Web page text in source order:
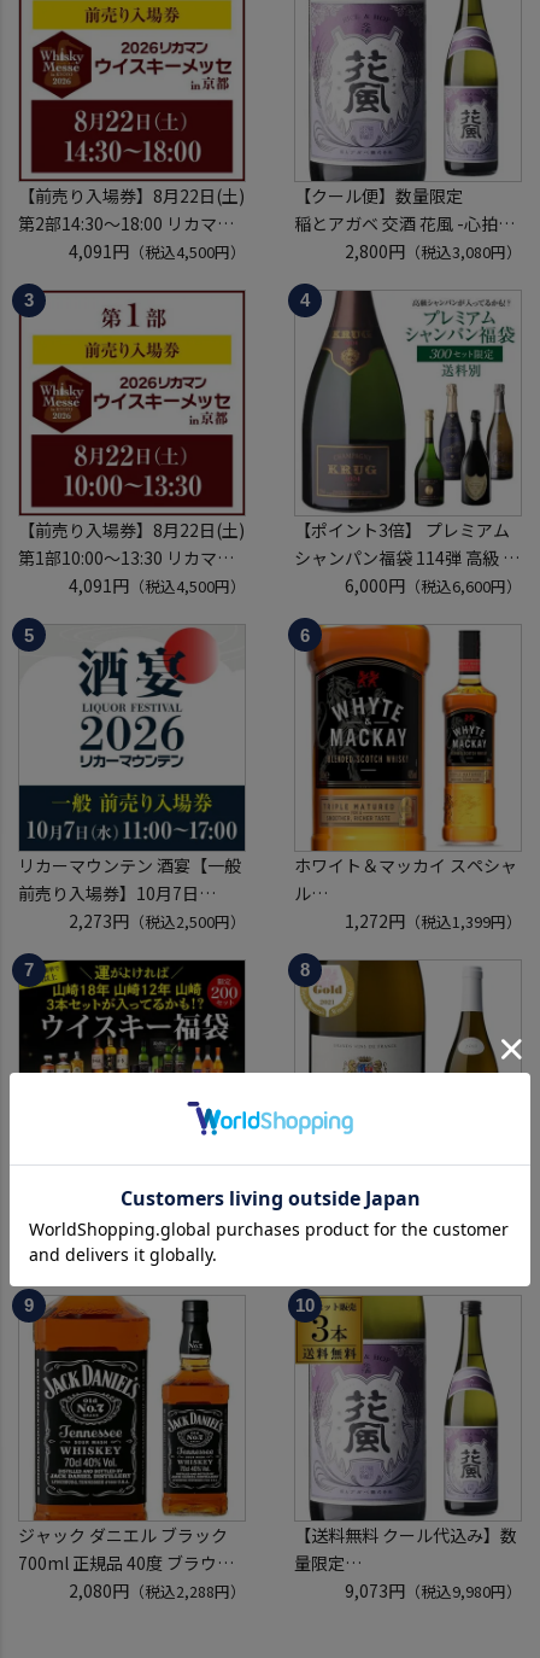
【前売り入場券】8月22日(土)
第2部14:30～18:00 リカマン
ウイスキーメッセ in京都
2026 1枚
入場券となるeチケットは【8
月上旬】にメールにて配信予
定
※代引き決済不可
4,091円（税込4,500円）
【クール便】数量限定
稲とアガベ 交酒 花風 -心拍-
KYOTO EDITION 720ml こう
しゅ はなかぜ craft sake クラ
フトサケ 秋田県 男鹿市
2,800円 （税込3,080円）
【前売り入場券】8月22日(土)
第1部10:00～13:30 リカマン
ウイスキーメッセ in京都
2026 1枚
入場券となるeチケットは【8
月上旬】にメールにて配信予
※代引き決済不可
4,091円（税込4,500円）
【ポイント3倍】 プレミアム
シャンパン福袋 114弾 高級 シ
ャンパン を探せ トゥルベ ト
レゾール クリュッグ 2004 が
入ってるかも!? 【先着300
本】 シャンパン シャンパーニ
ュ リカーマウンテン 福袋 WK
くじ 【送
6,000円 （税込6,600円）
リカーマウンテン 酒宴【一般
前売り入場券】10月7日
(水)11:00～17:00 2026
ホテルグランヴィア京都 3階
「源氏の間」
入場券となるeチケットは【9
月下旬】にメールにて配信予
定
2,273円（税込2,500円）
ホワイト＆マッカイ スペシャ
ル
40度 700ml
スコッチ ウイスキー white &
mackay scotch whisky [長S]
1,272円 （税込1,399円）
運がよければ 山崎18年/山崎
12年/山崎の3本セットが入っ
ているかも！？ ウイスキー福
袋 2～6本組 限定200セット
虎S ※必ずもらえるCP対象
(1P)
20,000円（税込22,000円）
ソーヴィニヨン ブラン
[2024] or [2025] ヴィルボワ
口 白ワイン 浜運A
ジャック ダニエル ブラック
700ml 正規品 40度 ブラウン
フォーマン2,080円（税込2,288円）
【送料無料 クール代込み】数
量限定
稲とアガベ 交酒 花風 -心拍-
9,073円 （税込9,980円）